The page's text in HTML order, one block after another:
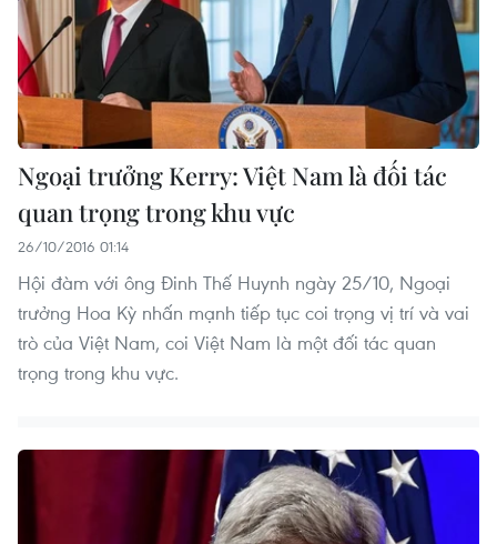
Ngoại trưởng Kerry: Việt Nam là đối tác
quan trọng trong khu vực
26/10/2016 01:14
Hội đàm với ông Đinh Thế Huynh ngày 25/10, Ngoại
trưởng Hoa Kỳ nhấn mạnh tiếp tục coi trọng vị trí và vai
trò của Việt Nam, coi Việt Nam là một đối tác quan
trọng trong khu vực.